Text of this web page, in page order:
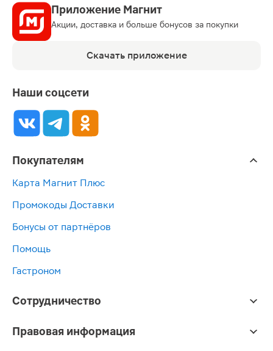
Приложение Магнит
Акции, доставка и больше бонусов за покупки
Скачать приложение
Наши соцсети
Покупателям
Карта Магнит Плюс
Промокоды Доставки
Бонусы от партнёров
Помощь
Гастроном
Сотрудничество
Правовая информация